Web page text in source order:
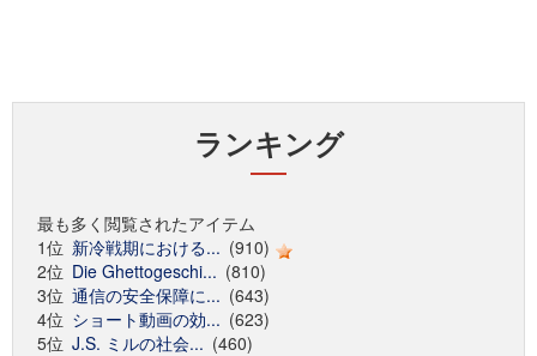
ランキング
最も多く閲覧されたアイテム
1位 新冷戦期における... (910)
2位 Die Ghettogeschi... (810)
3位 通信の安全保障に... (643)
4位 ショート動画の効... (623)
5位 J.S. ミルの社会... (460)